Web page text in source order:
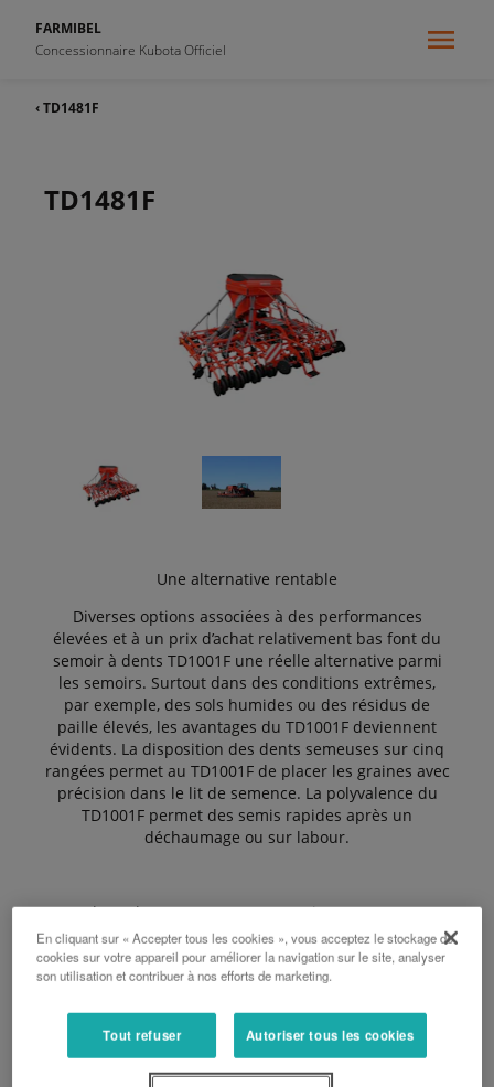
FARMIBEL
Concessionnaire Kubota Officiel
‹ TD1481F
TD1481F
Une alternative rentable
Diverses options associées à des performances
élevées et à un prix d’achat relativement bas font du
semoir à dents TD1001F une réelle alternative parmi
les semoirs. Surtout dans des conditions extrêmes,
par exemple, des sols humides ou des résidus de
paille élevés, les avantages du TD1001F deviennent
évidents. La disposition des dents semeuses sur cinq
rangées permet au TD1001F de placer les graines avec
précision dans le lit de semence. La polyvalence du
TD1001F permet des semis rapides après un
déchaumage ou sur labour.
Plug&Play ! Le TD1001F en version e-com est
compatible avec les terminaux tracteur ISOBUS ou
avec des terminaux universels de rééquipement
ISOBUS comme le Tellus et le Tellus GO. Le nouveau
sécurité, avec cette disposition Kubota établit de
nouvelles normes.
En cliquant sur « Accepter tous les cookies », vous acceptez le stockage de
cookies sur votre appareil pour améliorer la navigation sur le site, analyser
son utilisation et contribuer à nos efforts de marketing.
Tout refuser Autoriser tous les cookies